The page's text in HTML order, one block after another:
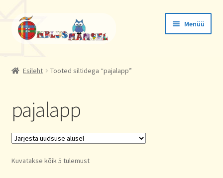
Liigu
navigeerimisele
Liigu
sisu
juurde
Menüü
Aadressid
Esileht Tooted siltidega “pajalapp”
pajalapp
Kuvatakse kõik 5 tulemustSorted